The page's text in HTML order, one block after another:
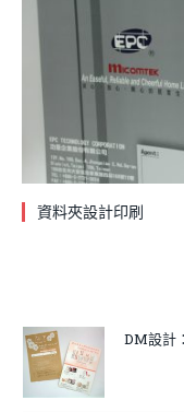
資料夾設計印刷
DM設計